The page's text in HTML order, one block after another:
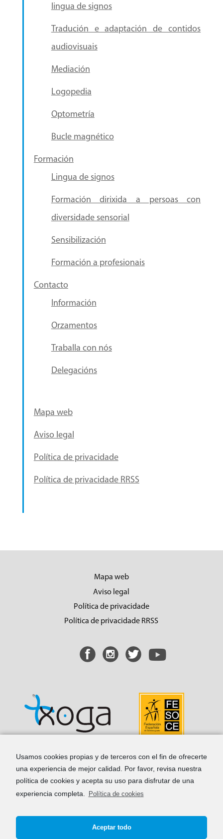
Usamos cookies propias y de terceros con el fin de ofrecerte
una experiencia de mejor calidad. Por favor, revisa nuestra
política de cookies y acepta su uso para disfrutar de una
experiencia completa.
Política de cookies
Aceptar todo
lingua de signos
Tradución e adaptación de contidos
audiovisuais
Mediación
Logopedia
Optometría
Bucle magnético
Formación
Lingua de signos
Formación dirixida a persoas con
diversidade sensorial
Sensibilización
Formación a profesionais
Contacto
Información
Orzamentos
Traballa con nós
Delegacións
Mapa web
Aviso legal
Política de privacidade
Política de privacidade RRSS
Mapa web
Aviso legal
Política de privacidade
Política de privacidade RRSS
Casa Azul (despacho 53 y 55)
R/ Javier Puig Llamas